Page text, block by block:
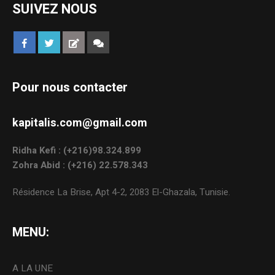
SUIVEZ NOUS
Pour nous contacter
kapitalis.com@gmail.com
Ridha Kefi : (+216)98.324.899
Zohra Abid : (+216) 22.578.343
Résidence La Brise, Apt 4-2, 2083 El-Ghazala, Tunisie.
MENU:
A LA UNE